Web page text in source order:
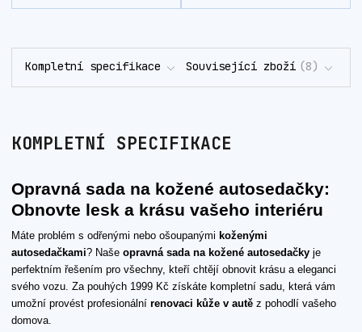
Kompletní specifikace Související zboží 8
KOMPLETNÍ SPECIFIKACE
Opravná sada na kožené autosedačky:
Obnovte lesk a krásu vašeho interiéru
Máte problém s odřenými nebo ošoupanými koženými
autosedačkami? Naše opravná sada na kožené autosedačky je
perfektním řešením pro všechny, kteří chtějí obnovit krásu a eleganci
svého vozu. Za pouhých 1999 Kč získáte kompletní sadu, která vám
umožní provést profesionální renovaci kůže v autě z pohodlí vašeho
domova.